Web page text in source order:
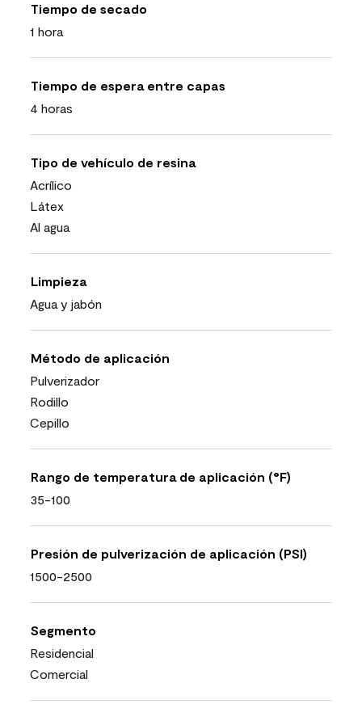
Tiempo de secado
1 hora
Tiempo de espera entre capas
4 horas
Tipo de vehículo de resina
Acrílico
Látex
Al agua
Limpieza
Agua y jabón
Método de aplicación
Pulverizador
Rodillo
Cepillo
Rango de temperatura de aplicación (°F)
35-100
Presión de pulverización de aplicación (PSI)
1500-2500
Segmento
Residencial
Comercial